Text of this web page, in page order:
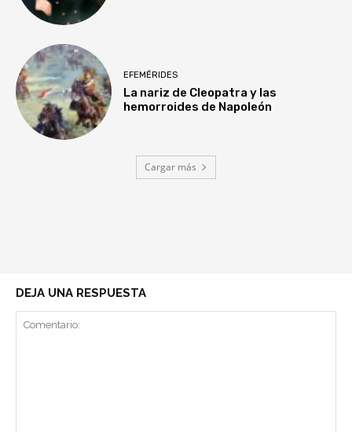
EFEMÉRIDES
La nariz de Cleopatra y las
hemorroides de Napoleón
Cargar más
DEJA UNA RESPUESTA